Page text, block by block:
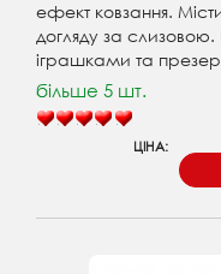
ефект ковзання.
догляду за
іграшками та
більше 5 шт.
ЦІНА: